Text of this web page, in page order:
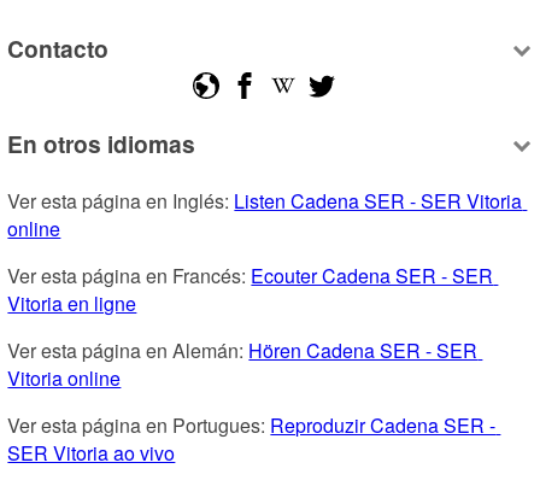
Contacto
En otros idiomas
Ver esta página en Inglés: Listen Cadena SER - SER Vitoria
online
Ver esta página en Francés: Ecouter Cadena SER - SER
Vitoria en ligne
Ver esta página en Alemán: Hören Cadena SER - SER
Vitoria online
Ver esta página en Portugues: Reproduzir Cadena SER -
SER Vitoria ao vivo